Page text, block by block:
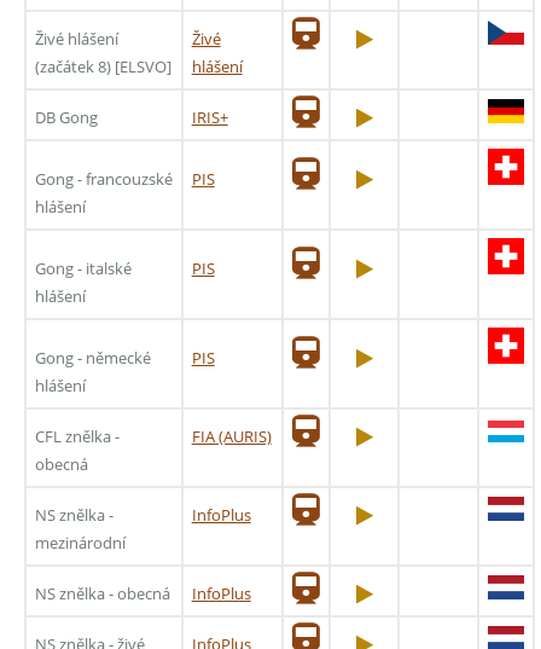
Živé hlášení
(začátek 8) [ELSVO]
Živé
hlášení
DB Gong IRIS+
Gong - francouzské
hlášení
PIS
Gong - italské
hlášení
PIS
Gong - německé
hlášení
PIS
CFL znělka -
obecná
FIA (AURIS)
NS znělka -
mezinárodní
InfoPlus
NS znělka - obecná InfoPlus
NS znělka - živé InfoPlus